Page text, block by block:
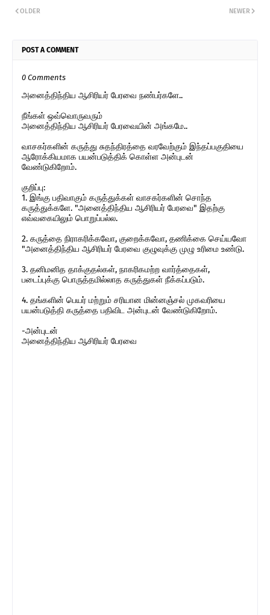
NEWER
OLDER
POST A COMMENT
0 Comments
அனைத்திந்திய ஆசிரியர் பேரவை நண்பர்களே..
நீங்கள் ஒவ்வொருவரும்
அனைத்திந்திய ஆசிரியர் பேரவையின் அங்கமே..
வாசகர்களின் கருத்து சுதந்திரத்தை வரவேற்கும் இந்தப்பகுதியை
ஆரோக்கியமாக பயன்படுத்திக் கொள்ள அன்புடன்
வேண்டுகிறோம்.
குறிப்பு:
1. இங்கு பதிவாகும் கருத்துக்கள் வாசகர்களின் சொந்த
கருத்துக்களே. "அனைத்திந்திய ஆசிரியர் பேரவை" இதற்கு
எவ்வகையிலும் பொறுப்பல்ல.
2. கருத்தை நிராகரிக்கவோ, குறைக்கவோ, தணிக்கை செய்யவோ
"அனைத்திந்திய ஆசிரியர் பேரவை குழுவுக்கு முழு உரிமை உண்டு.
3. தனிமனித தாக்குதல்கள், நாகரிகமற்ற வார்த்தைகள்,
படைப்புக்கு பொருத்தமில்லாத கருத்துகள் நீக்கப்படும்.
4. தங்களின் பெயர் மற்றும் சரியான மின்னஞ்சல் முகவரியை
பயன்படுத்தி கருத்தை பதிவிட அன்புடன் வேண்டுகிறோம்.
-அன்புடன்
அனைத்திந்திய ஆசிரியர் பேரவை